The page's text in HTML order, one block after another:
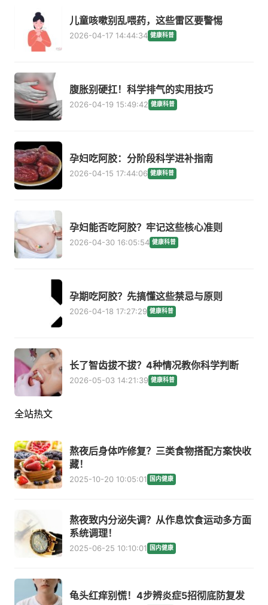
儿童咳嗽别乱喂药，这些雷区要警惕
2026-04-17 14:44:34 健康科普
腹胀别硬扛！科学排气的实用技巧
2026-04-19 15:49:42 健康科普
孕妇吃阿胶：分阶段科学进补指南
2026-04-15 17:44:06 健康科普
孕妇能否吃阿胶？牢记这些核心准则
2026-04-30 16:05:54 健康科普
孕期吃阿胶？先搞懂这些禁忌与原则
2026-04-18 17:27:29 健康科普
长了智齿拔不拔？4种情况教你科学判断
2026-05-03 14:21:39 健康科普
全站热文
熬夜后身体咋修复？三类食物搭配方案快收
藏！
2025-10-20 10:05:01 国内健康
熬夜致内分泌失调？从作息饮食运动多方面
系统调理！
2025-06-25 10:10:01 国内健康
龟头红痒别慌！4步辨炎症5招彻底防复发